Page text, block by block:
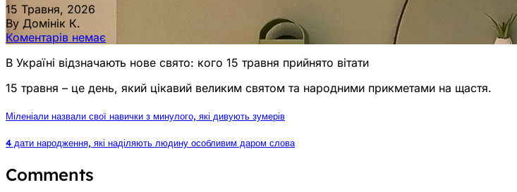
15 Травня, 2026
By Домінік К.
Коментарів немає
В Україні відзначають нове свято: кого 15 травня прийнято вітати
15 травня – це день, який цікавий великим святом та народними прикметами на щастя.
Міленіали назвали свої навички з минулого, які дивують зумерів
4 дати народження, які наділяють людину особливим даром слова
Comments